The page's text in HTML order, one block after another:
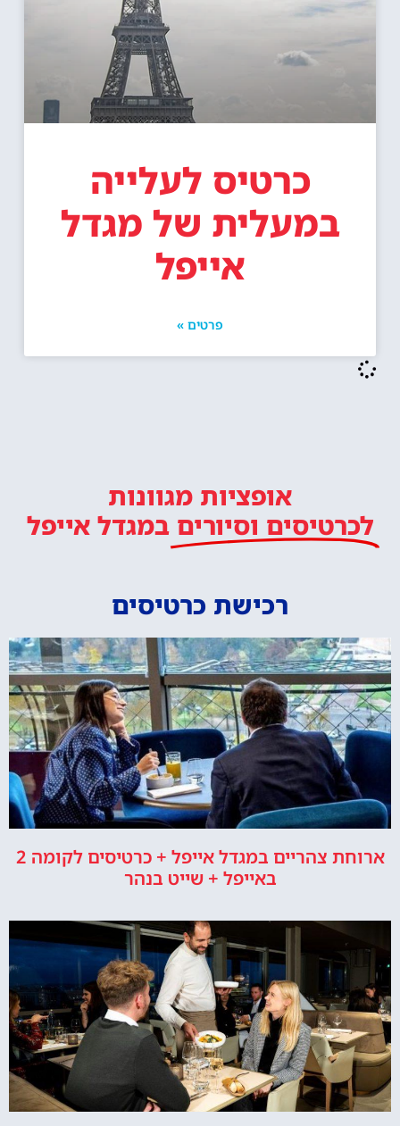
כרטיס לעלייה
במעלית של מגדל
אייפל
פרטים »
אופציות מגוונות
לכרטיסים וסיורים במגדל אייפל
רכישת כרטיסים
ארוחת צהריים במגדל אייפל + כרטיסים לקומה 2
באייפל + שייט בנהר